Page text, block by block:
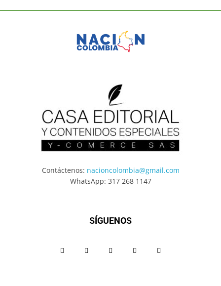
Contáctenos: nacioncolombia@gmail.com
WhatsApp: 317 268 1147
SÍGUENOS